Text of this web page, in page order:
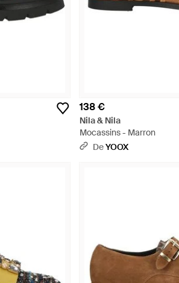
138 €
Nila & Nila
Mocassins - Marron
DeYOOX